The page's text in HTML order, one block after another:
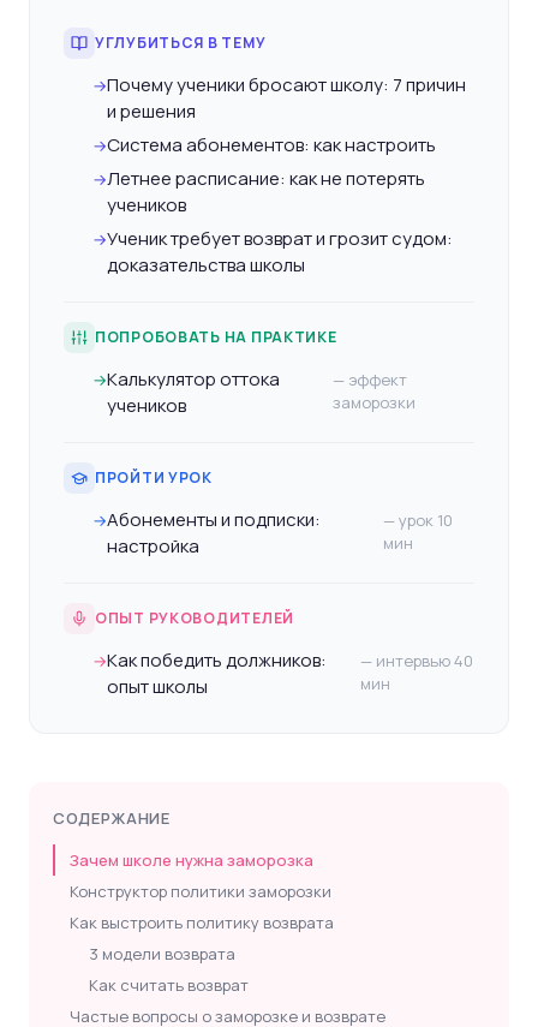
СОДЕРЖАНИЕ
Зачем школе нужна заморозка
Конструктор политики заморозки
Как выстроить политику возврата
3 модели возврата
Как считать возврат
Частые вопросы о заморозке и возврате
УГЛУБИТЬСЯ В ТЕМУ
→Почему ученики бросают школу: 7 причин
и решения
→Система абонементов: как настроить
→Летнее расписание: как не потерять
учеников
→Ученик требует возврат и грозит судом:
доказательства школы
ПОПРОБОВАТЬ НА ПРАКТИКЕ
→Калькулятор оттока
учеников
— эффект
заморозки
ПРОЙТИ УРОК
→Абонементы и подписки:
настройка
— урок 10
мин
ОПЫТ РУКОВОДИТЕЛЕЙ
→Как победить должников:
опыт школы
— интервью 40
мин